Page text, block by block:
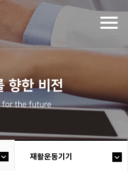
향한 비전
for the future
재활운동기기